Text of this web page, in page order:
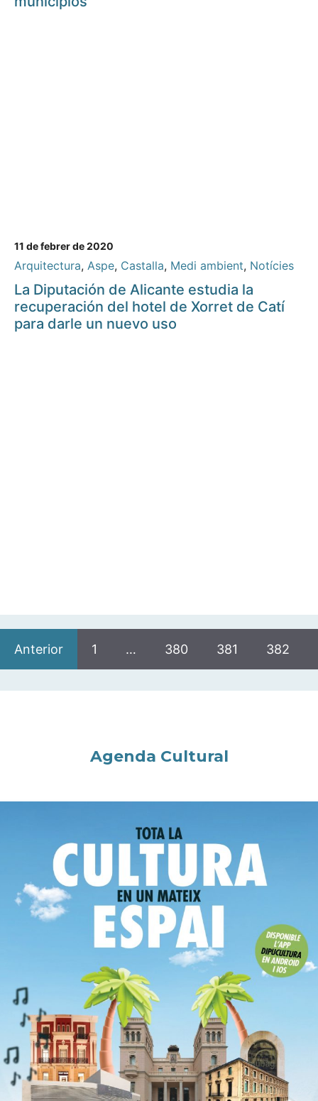
11 de febrer de 2020
Arquitectura, Aspe, Castalla, Medi ambient, Notícies
La Diputación de Alicante estudia la
recuperación del hotel de Xorret de Catí
para darle un nuevo uso
Anterior 1 … 380 381 382
Agenda Cultural